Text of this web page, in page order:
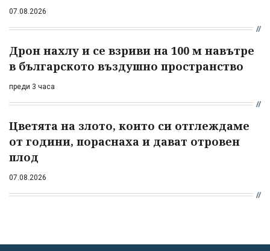
07.08.2026
Дрон нахлу и се взриви на 100 м навътре
в българското въздушно пространство
преди 3 часа
Цветята на злото, които си отглеждаме
от години, пораснаха и дават отровен
плод
07.08.2026